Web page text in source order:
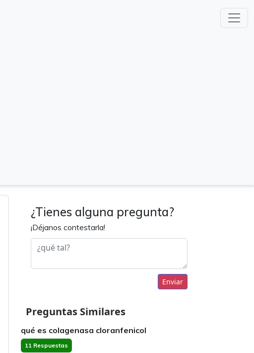
¿Tienes alguna pregunta?
¡Déjanos contestarla!
Enviar
Preguntas Similares
qué es colagenasa cloranfenicol
11 Respuestas